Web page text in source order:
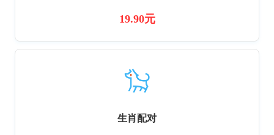
19.90元
生肖配对